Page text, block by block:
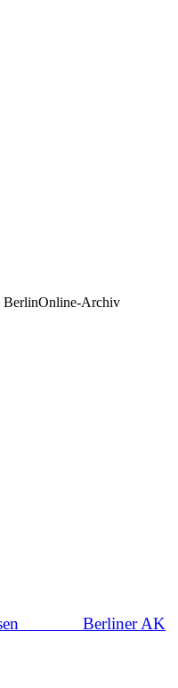
BerlinOnline-Archiv
Berliner AK